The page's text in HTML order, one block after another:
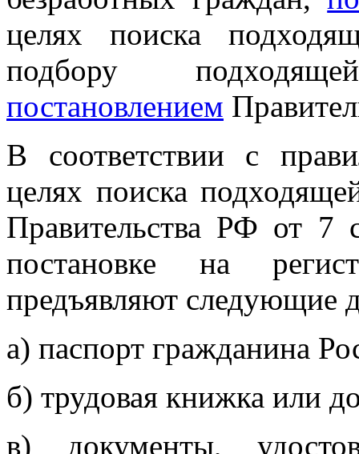
целях поиска
подбору
постановлением
В соответствии с
целях поиска
Правительства РФ от
постановке на
предъявляют следующие
а) паспорт гражданина
б) трудовая книжка или
в) документы,